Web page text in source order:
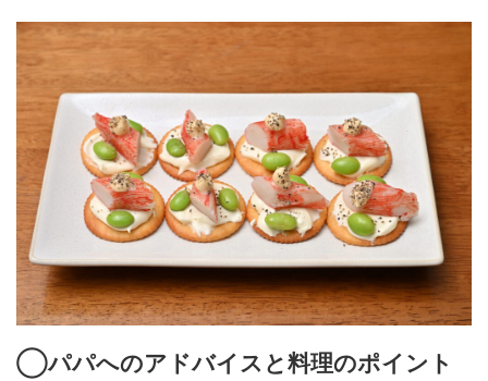
◯パパへのアドバイスと料理のポイント